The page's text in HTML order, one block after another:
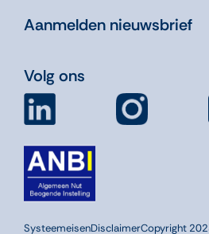
Aanmelden nieuwsbrief
Volg ons
SysteemeisenDisclaimerCopyright